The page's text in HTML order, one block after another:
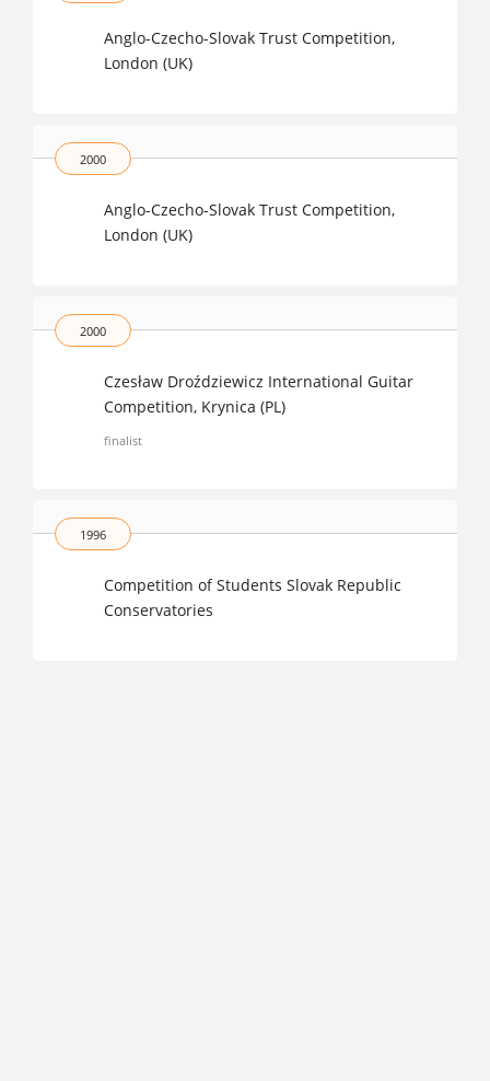
Anglo-Czecho-Slovak Trust Competition,
London (UK)
2000
Anglo-Czecho-Slovak Trust Competition,
London (UK)
2000
Czesław Droździewicz International Guitar
Competition, Krynica (PL)
finalist
1996
Competition of Students Slovak Republic
Conservatories